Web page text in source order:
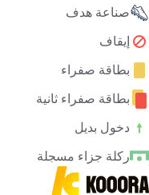
صناعة هدف
إيقاف
بطاقة صفراء
بطاقة صفراء ثانية
دخول بديل
ركلة جزاء مسجلة